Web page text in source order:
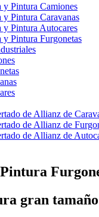
y Pintura Camiones
y Pintura Caravanas
y Pintura Autocares
y Pintura Furgonetas
de Allianz de
de Allianz de
de Allianz de
gran